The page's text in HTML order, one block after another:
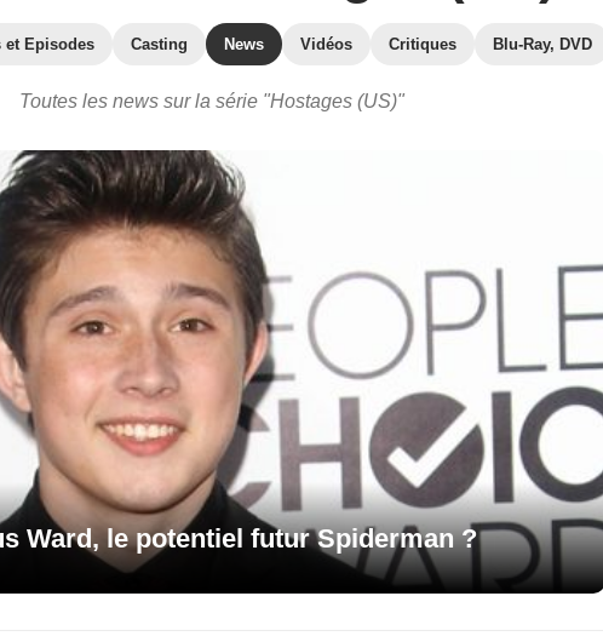
et Episodes Casting News Vidéos Critiques Blu-Ray, DVD
Toutes les news sur la série "Hostages (US)"
Ward, le potentiel futur Spiderman ?